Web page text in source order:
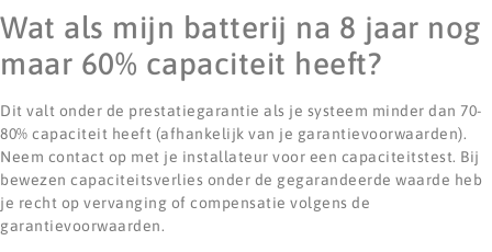
Wat als mijn batterij na 8 jaar nog
maar 60% capaciteit heeft?
Dit valt onder de prestatiegarantie als je systeem minder dan 70-
80% capaciteit heeft (afhankelijk van je garantievoorwaarden).
Neem contact op met je installateur voor een capaciteitstest. Bij
bewezen capaciteitsverlies onder de gegarandeerde waarde heb
je recht op vervanging of compensatie volgens de
garantievoorwaarden.